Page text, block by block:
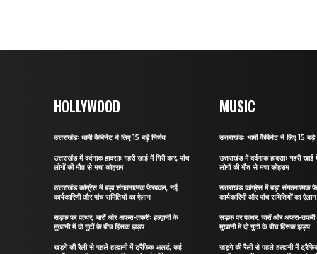
HOLLYWOOD
उत्तराखंडः धामी कैबिनेट ने लिए 15 बड़े निर्णय
उत्तराखंड में दर्दनाक हादसाः गहरी खाई में गिरी कार, पांच
लोगों की मौत से मचा कोहराम
उत्तराखंड कांग्रेस में बड़ा संगठनात्मक फेरबदल, नई
कार्यकारिणी और पांच समितियों का ऐलान
सड़क पर पत्थर, चारों ओर अफरा-तफरीः हल्द्वानी के
मुखानी में दो गुटों के बीच हिंसक झड़प
खड़गे की रैली से पहले हल्द्वानी में ट्रैफिक अलर्ट, कई
MUSIC
उत्तराखंडः धामी कैबिनेट ने लिए 15 बड़े
उत्तराखंड में दर्दनाक हादसाः गहरी खाई
लोगों की मौत से मचा कोहराम
उत्तराखंड कांग्रेस में बड़ा संगठनात्मक
कार्यकारिणी और पांच समितियों का ऐलान
सड़क पर पत्थर, चारों ओर अफरा-तफरीः
मुखानी में दो गुटों के बीच हिंसक झड़प
खड़गे की रैली से पहले हल्द्वानी में